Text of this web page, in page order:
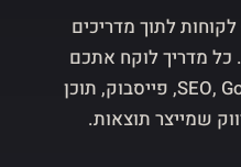
15 שנות ניסיון ו-3,000+ לקוחות לתוך מדריכים
כל מדריך לוקח אתכם
מאפס ועד יישום — SEO, Google Ads, פייסבוק, תוכן
שמייצר תוצאות.